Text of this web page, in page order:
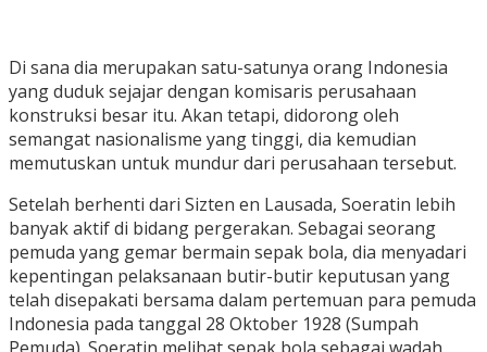
Di sana dia merupakan satu-satunya orang Indonesia
yang duduk sejajar dengan komisaris perusahaan
konstruksi besar itu. Akan tetapi, didorong oleh
semangat nasionalisme yang tinggi, dia kemudian
memutuskan untuk mundur dari perusahaan tersebut.
Setelah berhenti dari Sizten en Lausada, Soeratin lebih
banyak aktif di bidang pergerakan. Sebagai seorang
pemuda yang gemar bermain sepak bola, dia menyadari
kepentingan pelaksanaan butir-butir keputusan yang
telah disepakati bersama dalam pertemuan para pemuda
Indonesia pada tanggal 28 Oktober 1928 (Sumpah